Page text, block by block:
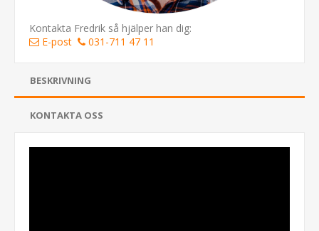
Kontakta Fredrik så hjälper han dig:
E-post
031-711 47 11
BESKRIVNING
KONTAKTA OSS